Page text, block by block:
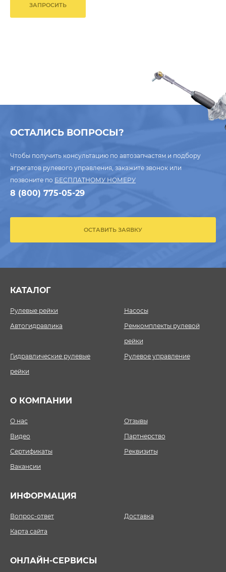
ЗАПРОСИТЬ
ОСТАЛИСЬ ВОПРОСЫ?
Чтобы получить консультацию по автозапчастям и подбору
агрегатов рулевого управления, закажите звонок или
позвоните по БЕСПЛАТНОМУ НОМЕРУ
8 (800) 775-05-29
ОСТАВИТЬ ЗАЯВКУ
КАТАЛОГ
Рулевые рейки
Насосы
Автогидравлика
Ремкомплекты рулевой
рейки
Гидравлические рулевые
рейки
Рулевое управление
О КОМПАНИИ
О нас
Отзывы
Видео
Партнерство
Сертификаты
Реквизиты
Вакансии
ИНФОРМАЦИЯ
Вопрос-ответ
Доставка
Карта сайта
ОНЛАЙН-СЕРВИСЫ